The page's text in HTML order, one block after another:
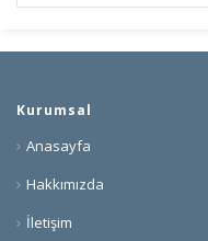
Kurumsal
Anasayfa
Hakkımızda
İletişim